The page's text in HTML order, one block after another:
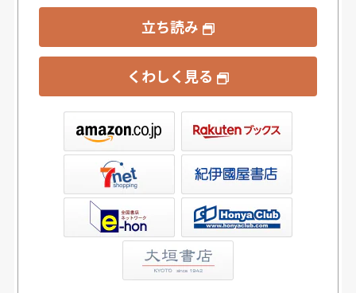
立ち読み
くわしく見る
書店ウェブストア